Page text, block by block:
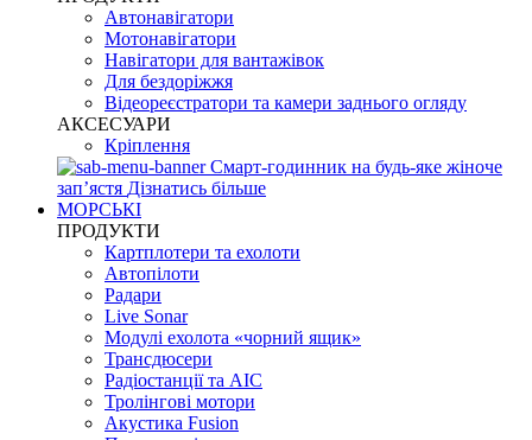
Автонавігатори
Мотонавігатори
Навігатори для вантажівок
Для бездоріжжя
Відеореєстратори та камери заднього огляду
АКСЕСУАРИ
Кріплення
Смарт-годинник на будь-яке жіноче
запʼястя Дізнатись більше
МОРСЬКІ
ПРОДУКТИ
Картплотери та ехолоти
Автопілоти
Радари
Live Sonar
Модулі ехолота «чорний ящик»
Трансдюсери
Радіостанції та АІС
Тролінгові мотори
Акустика Fusion